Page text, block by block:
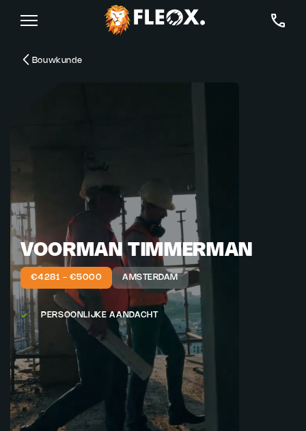
Bouwkunde
VOORMAN TIMMERMAN
€4281 - €5000 AMSTERDAM
PERSOONLIJKE AANDACHT